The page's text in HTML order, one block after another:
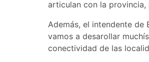
articulan con la provincia,
Además, el intendente de
vamos a desarollar
conectividad de las